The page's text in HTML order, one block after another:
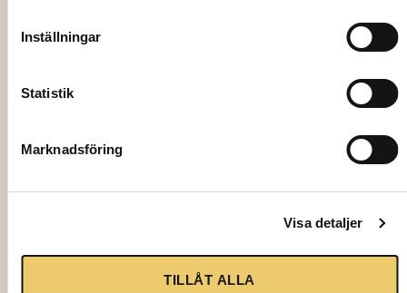
Inställningar
Statistik
Marknadsföring
Visa detaljer
TILLÅT ALLA
DRINKING GLASS Italesse Shabby, 34 cl